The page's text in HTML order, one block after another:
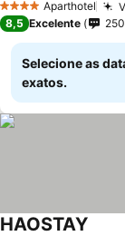
4 EstrelasAparthotel
8,5 Excelente 250
Selecione as
exatos.
HAOSTAY